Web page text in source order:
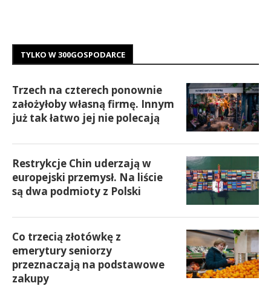
TYLKO W 300GOSPODARCE
Trzech na czterech ponownie
założyłoby własną firmę. Innym
już tak łatwo jej nie polecają
Restrykcje Chin uderzają w
europejski przemysł. Na liście
są dwa podmioty z Polski
Co trzecią złotówkę z
emerytury seniorzy
przeznaczają na podstawowe
zakupy